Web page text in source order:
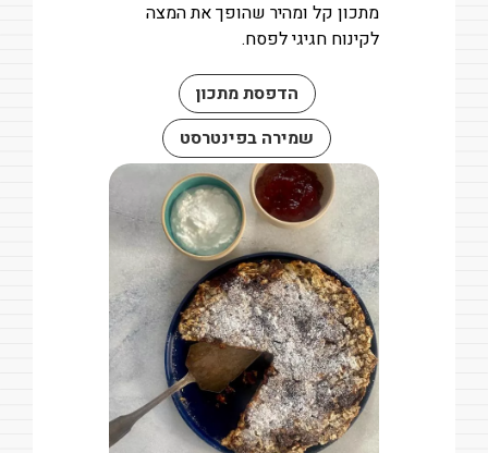
מתכון קל ומהיר שהופך את המצה
לקינוח חגיגי לפסח.
הדפסת מתכון
שמירה בפינטרסט